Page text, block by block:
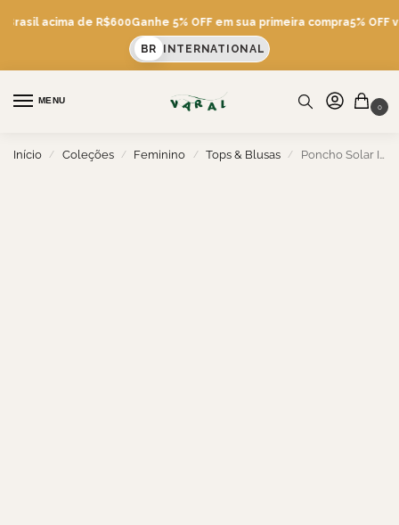
acima de R$600Ganhe 5% OFF em sua primeira compra5% OFF
BR INTERNATIONAL
MENU
0
Início / Coleções / Feminino / Tops & Blusas / Poncho Solar IPA